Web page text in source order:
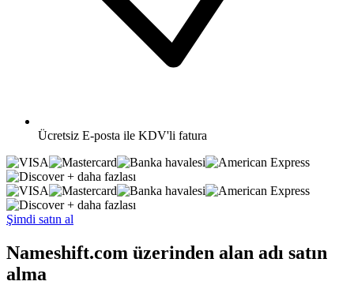
Ücretsiz E-posta ile KDV'li fatura
+ daha fazlası
+ daha fazlası
Şimdi satın al
Nameshift.com üzerinden alan adı satın
alma